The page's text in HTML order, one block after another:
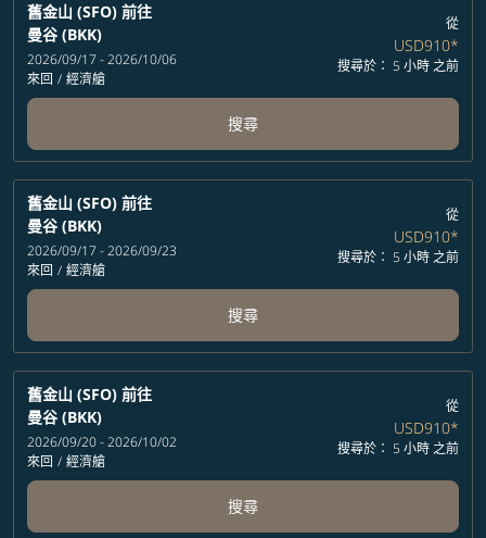
舊金山 (SFO) 前往
曼谷 (BKK)
2026/09/17 - 2026/10/06
來回 / 經濟艙
從
USD910*
搜尋於： 5 小時 之前
搜尋
舊金山 (SFO) 前往
曼谷 (BKK)
2026/09/17 - 2026/09/23
來回 / 經濟艙
從
USD910*
搜尋於： 5 小時 之前
搜尋
舊金山 (SFO) 前往
曼谷 (BKK)
2026/09/20 - 2026/10/02
來回 / 經濟艙
從
USD910*
搜尋於： 5 小時 之前
搜尋